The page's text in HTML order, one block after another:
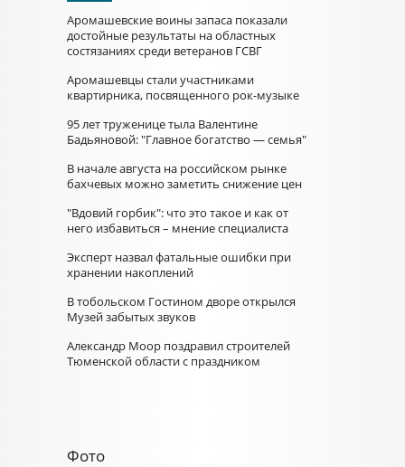
Аромашевские воины запаса показали
достойные результаты на областных
состязаниях среди ветеранов ГСВГ
Аромашевцы стали участниками
квартирника, посвященного рок-музыке
95 лет труженице тыла Валентине
Бадьяновой: "Главное богатство — семья"
В начале августа на российском рынке
бахчевых можно заметить снижение цен
"Вдовий горбик": что это такое и как от
него избавиться – мнение специалиста
Эксперт назвал фатальные ошибки при
хранении накоплений
В тобольском Гостином дворе открылся
Музей забытых звуков
Александр Моор поздравил строителей
Тюменской области с праздником
Фото